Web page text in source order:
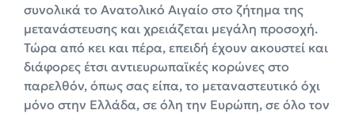
συνολικά το Ανατολικό Αιγαίο στο ζήτημα της
μετανάστευσης και χρειάζεται μεγάλη προσοχή.
Τώρα από κει και πέρα, επειδή έχουν ακουστεί και
διάφορες έτσι αντιευρωπαϊκές κορώνες στο
παρελθόν, όπως σας είπα, το μεταναστευτικό όχι
μόνο στην Ελλάδα, σε όλη την Ευρώπη, σε όλο τον